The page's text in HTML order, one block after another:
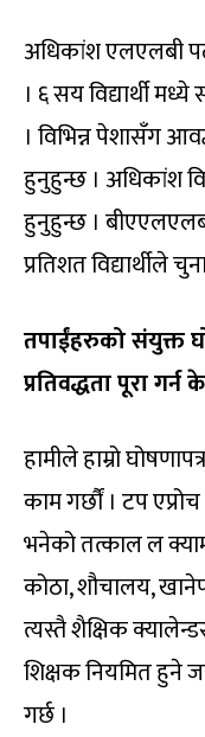
अधिकांश एलएलबी
। ६ सय विद्यार्थी
। विभिन्न पेशासँग
हुनुहुन्छ । अधिकांश
हुनुहुन्छ ।
प्रतिशत विद्यार्थीले
तपाईंहरुको संयुक्त
प्रतिवद्धता पूरा
हामीले हाम्रो
काम गर्छौं । टप
भनेको तत्काल ल
कोठा, शौचालय,
त्यस्तै शैक्षिक
शिक्षक नियमित हुने
गर्छ ।